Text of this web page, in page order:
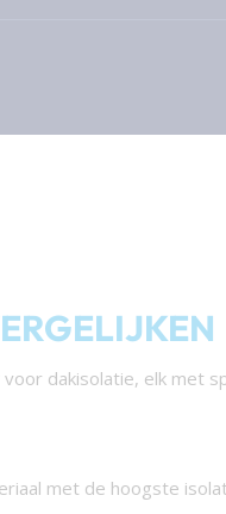
dakisolatie, elk met
met de hoogste